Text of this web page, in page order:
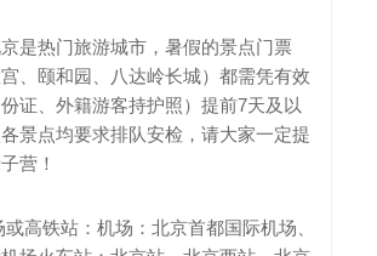
是热门旅游城市，暑假的景点门票
宫、颐和园、八达岭长城）都需凭有效
证、外籍游客持护照）提前7天及以
各景点均要求排队安检，请大家一定提
营！
高铁站：机场：北京首都国际机场、